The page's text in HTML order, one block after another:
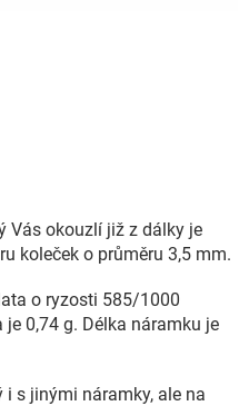
Vás okouzlí již z dálky je
koleček o průměru 3,5 mm.
o ryzosti 585/1000
je 0,74 g. Délka náramku je
s jinými náramky, ale na